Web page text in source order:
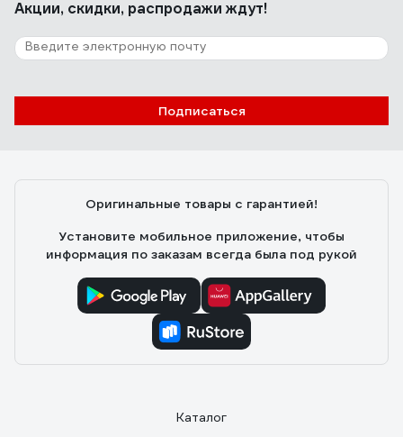
Акции, скидки, распродажи ждут!
Подписаться
Оригинальные товары с гарантией!
Установите мобильное приложение, чтобы
информация по заказам всегда была под рукой
Каталог